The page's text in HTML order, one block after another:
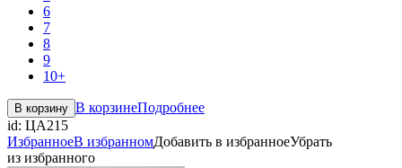
6
7
8
9
10+
В корзину В корзинеПодробнее
id: ЦА215
ИзбранноеВ избранномДобавить в избранноеУбрать
из избранного